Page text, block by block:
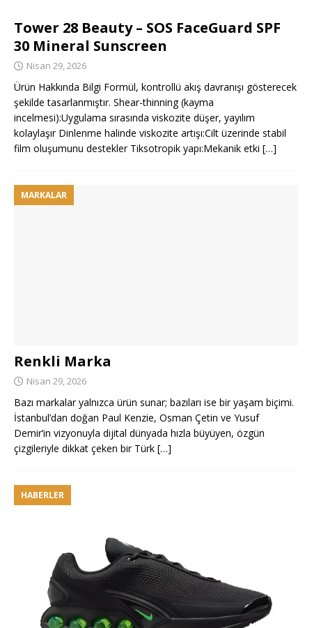
Tower 28 Beauty – SOS FaceGuard SPF
30 Mineral Sunscreen
Nisan 29, 2026
Ürün Hakkında Bilgi Formül, kontrollü akış davranışı gösterecek
şekilde tasarlanmıştır. Shear-thinning (kayma
incelmesi):Uygulama sırasında viskozite düşer, yayılım
kolaylaşır Dinlenme halinde viskozite artışı:Cilt üzerinde stabil
film oluşumunu destekler Tiksotropik yapı:Mekanik etki […]
MARKALAR
Renkli Marka
Nisan 29, 2026
Bazı markalar yalnızca ürün sunar; bazıları ise bir yaşam biçimi.
İstanbul’dan doğan Paul Kenzie, Osman Çetin ve Yusuf
Demir’in vizyonuyla dijital dünyada hızla büyüyen, özgün
çizgileriyle dikkat çeken bir Türk […]
HABERLER